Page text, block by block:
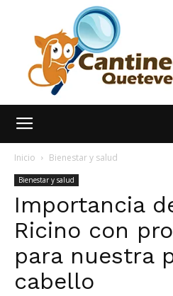
Inicio Bienestar y salud
Bienestar y salud
Importancia
Ricino con
para nuestra
cabello